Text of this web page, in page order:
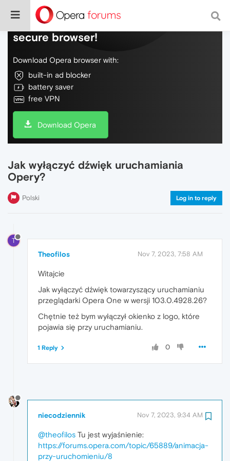
Do more on the web, with a fast and
secure browser!
Download Opera browser with:
built-in ad blocker
battery saver
free VPN
Download Opera
Jak wyłączyć dźwięk uruchamiania
Opery?
Polski Log in to reply
T
Theofilos Nov 7, 2023, 7:58 AM
Witajcie
Jak wyłączyć dźwięk towarzyszący uruchamianiu
przeglądarki Opera One w wersji 103.0.4928.26?
Chętnie też bym wyłączył okienko z logo, które
pojawia się przy uruchamianiu.
0
1 Reply
niecodziennik Nov 7, 2023, 9:34 AM
@theofilos Tu jest wyjaśnienie:
https://forums.opera.com/topic/65889/animacja-
przy-uruchomieniu/8